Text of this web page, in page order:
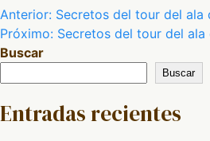
Navegación
de
entradas
Anterior: Secretos del tour del ala
Próximo: Secretos del tour del ala
Buscar
Buscar
Entradas recientes